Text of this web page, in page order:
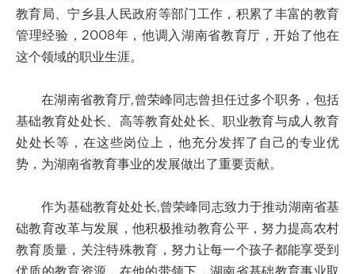
教育局、宁乡县人民政府等部门工作，积累了丰富的教育
管理经验，2008年，他调入湖南省教育厅，开始了他在
这个领域的职业生涯。
在湖南省教育厅,曾荣峰同志曾担任过多个职务，包括
基础教育处处长、高等教育处处长、职业教育与成人教育
处处长等，在这些岗位上，他充分发挥了自己的专业优
势，为湖南省教育事业的发展做出了重要贡献。
作为基础教育处处长,曾荣峰同志致力于推动湖南省基
础教育改革与发展，他积极推动教育公平，努力提高农村
教育质量，关注特殊教育，努力让每一个孩子都能享受到